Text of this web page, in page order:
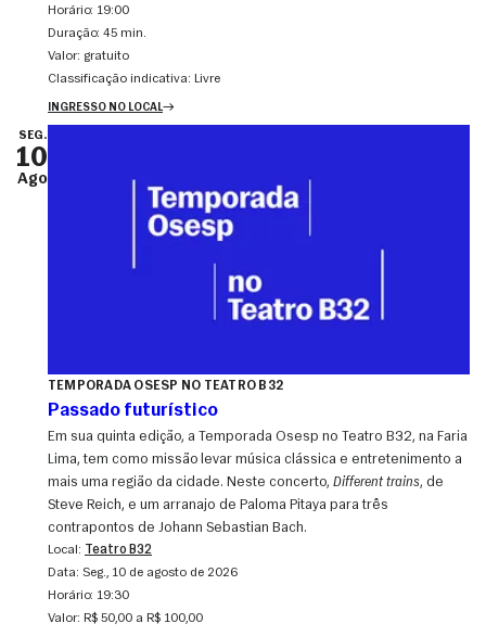
Horário: 19:00
Duração: 45 min.
Valor: gratuito
Classificação indicativa: Livre
INGRESSO NO LOCAL
SEG.
10
Ago
TEMPORADA OSESP NO TEATRO B32
Passado futurístico
Em sua quinta edição, a Temporada Osesp no Teatro B32, na Faria
Lima, tem como missão levar música clássica e entretenimento a
mais uma região da cidade. Neste concerto, Different trains, de
Steve Reich, e um arranajo de Paloma Pitaya para três
contrapontos de Johann Sebastian Bach.
Local: Teatro B32
Data:
seg., 10 de agosto de 2026
Horário: 19:30
Valor: R$ 50,00 a R$ 100,00